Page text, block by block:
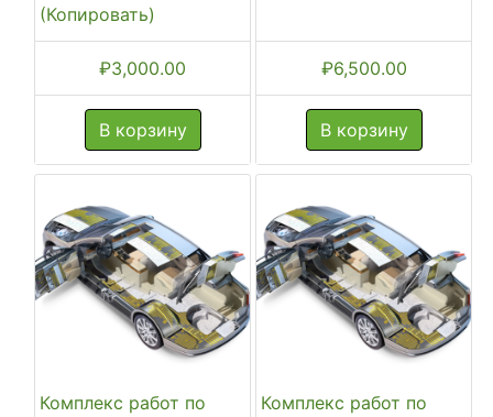
(Копировать)
₽3,000.00
В корзину
₽6,500.00
В корзину
Комплекс работ по
Комплекс работ по